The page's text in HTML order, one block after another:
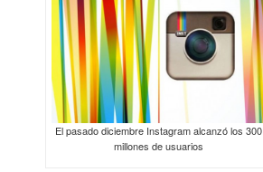
El pasado diciembre Instagram alcanzó los 300
millones de usuarios